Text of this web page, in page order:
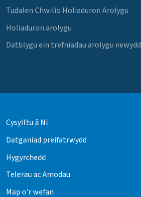
Tudalen Chwilio Holiaduron Arolygu
Holiaduron arolygu
Datblygu ein trefniadau arolygu newydd
Cysylltu â Ni
Datganiad preifatrwydd
Hygyrchedd
Telerau ac Amodau
Map o’r wefan